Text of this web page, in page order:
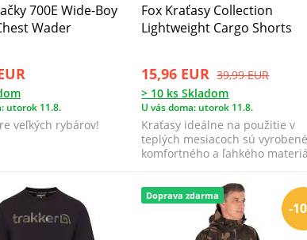
700E Wide-Boy
Wader
utorok 11.8.
veľkých rybárov!
Fox Kraťasy Collection
Lightweight Cargo Shorts
15,96 EUR 39,99 EUR
> 10 ks Skladom
U vás doma: utorok 11.8.
Kraťasy ideálne na použitie v
teplých mesiacoch sú
komfortného a ľahkého
-
Doprava zdarma